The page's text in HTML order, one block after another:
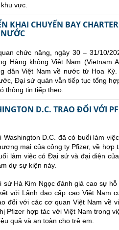
vực.
KHAI CHUYẾN BAY
chức năng, ngày 30 – 31/10/
Hàng không Việt Nam (Vietnam
dân Việt Nam về nước từ Hoa
Đại sứ quán vẫn tiếp tục tổng
thông tin tiếp theo.
D.C. TRAO ĐỔI VỚI
Washington D.C. đã có buổi làm
mại của công ty Pfizer, về hợp
làm việc có Đại sứ và đại diện
dự sự kiện này.
sứ Hà Kim Ngọc đánh giá cao sự
với Lãnh đạo cấp cao Việt Nam
đổi với các cơ quan Việt Nam về
Pfizer hợp tác với Việt Nam trong
quả và an toàn cho trẻ em.